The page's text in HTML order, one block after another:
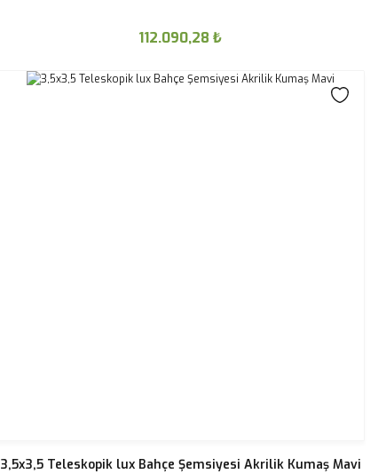
112.090,28 ₺
3,5x3,5 Teleskopik lux Bahçe Şemsiyesi Akrilik Kumaş Mavi